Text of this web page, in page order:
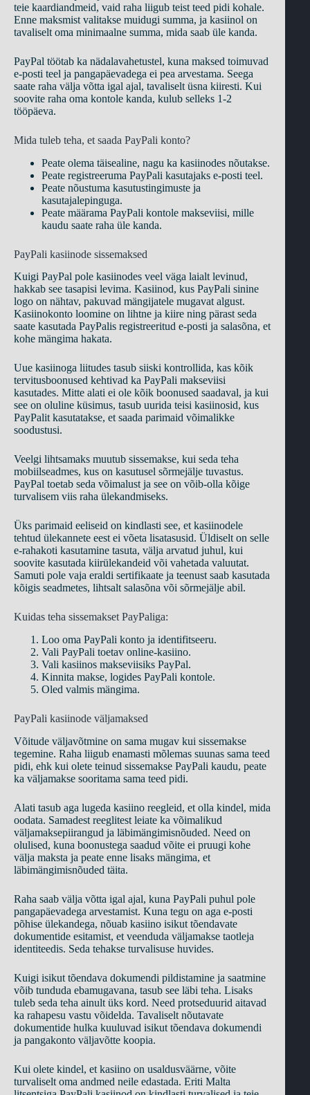
teie kaardiandmeid, vaid raha liigub teist teed pidi kohale.
Enne maksmist valitakse muidugi summa, ja kasiinol on
tavaliselt oma minimaalne summa, mida saab üle kanda.
PayPal töötab ka nädalavahetustel, kuna maksed toimuvad
e-posti teel ja pangapäevadega ei pea arvestama. Seega
saate raha välja võtta igal ajal, tavaliselt üsna kiiresti. Kui
soovite raha oma kontole kanda, kulub selleks 1-2
tööpäeva.
Mida tuleb teha, et saada PayPali konto?
Peate olema täisealine, nagu ka kasiinodes nõutakse.
Peate registreeruma PayPali kasutajaks e-posti teel.
Peate nõustuma kasutustingimuste ja
kasutajalepinguga.
Peate määrama PayPali kontole makseviisi, mille
kaudu saate raha üle kanda.
PayPali kasiinode sissemaksed
Kuigi PayPal pole kasiinodes veel väga laialt levinud,
hakkab see tasapisi levima. Kasiinod, kus PayPali sinine
logo on nähtav, pakuvad mängijatele mugavat algust.
Kasiinokonto loomine on lihtne ja kiire ning pärast seda
saate kasutada PayPalis registreeritud e-posti ja salasõna, et
kohe mängima hakata.
Uue kasiinoga liitudes tasub siiski kontrollida, kas kõik
tervitusboonused kehtivad ka PayPali makseviisi
kasutades. Mitte alati ei ole kõik boonused saadaval, ja kui
see on oluline küsimus, tasub uurida teisi kasiinosid, kus
PayPalit kasutatakse, et saada parimaid võimalikke
soodustusi.
Veelgi lihtsamaks muutub sissemakse, kui seda teha
mobiilseadmes, kus on kasutusel sõrmejälje tuvastus.
PayPal toetab seda võimalust ja see on võib-olla kõige
turvalisem viis raha ülekandmiseks.
Üks parimaid eeliseid on kindlasti see, et kasiinodele
tehtud ülekannete eest ei võeta lisatasusid. Üldiselt on selle
e-rahakoti kasutamine tasuta, välja arvatud juhul, kui
soovite kasutada kiirülekandeid või vahetada valuutat.
Samuti pole vaja eraldi sertifikaate ja teenust saab kasutada
kõigis seadmetes, lihtsalt salasõna või sõrmejälje abil.
Kuidas teha sissemakset PayPaliga:
Loo oma PayPali konto ja identifitseeru.
Vali PayPali toetav online-kasiino.
Vali kasiinos makseviisiks PayPal.
Kinnita makse, logides PayPali kontole.
Oled valmis mängima.
PayPali kasiinode väljamaksed
Võitude väljavõtmine on sama mugav kui sissemakse
tegemine. Raha liigub enamasti mõlemas suunas sama teed
pidi, ehk kui olete teinud sissemakse PayPali kaudu, peate
ka väljamakse sooritama sama teed pidi.
Alati tasub aga lugeda kasiino reegleid, et olla kindel, mida
oodata. Samadest reeglitest leiate ka võimalikud
väljamaksepiirangud ja läbimängimisnõuded. Need on
olulised, kuna boonustega saadud võite ei pruugi kohe
välja maksta ja peate enne lisaks mängima, et
läbimängimisnõuded täita.
Raha saab välja võtta igal ajal, kuna PayPali puhul pole
pangapäevadega arvestamist. Kuna tegu on aga e-posti
põhise ülekandega, nõuab kasiino isikut tõendavate
dokumentide esitamist, et veenduda väljamakse taotleja
identiteedis. Seda tehakse turvalisuse huvides.
Kuigi isikut tõendava dokumendi pildistamine ja saatmine
võib tunduda ebamugavana, tasub see läbi teha. Lisaks
tuleb seda teha ainult üks kord. Need protseduurid aitavad
ka rahapesu vastu võidelda. Tavaliselt nõutavate
dokumentide hulka kuuluvad isikut tõendava dokumendi
ja pangakonto väljavõtte koopia.
Kui olete kindel, et kasiino on usaldusväärne, võite
turvaliselt oma andmed neile edastada. Eriti Malta